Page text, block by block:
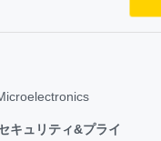
キュリティ&プライ